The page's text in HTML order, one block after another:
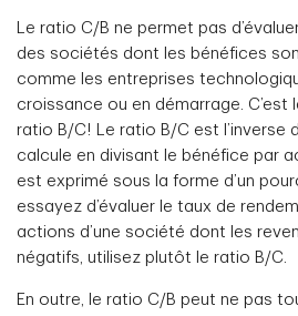
Le ratio C/B ne permet pas
des sociétés dont les bénéfices
comme les entreprises
croissance ou en démarrage. C’est
ratio B/C! Le ratio B/C est l’inverse
calcule en divisant le bénéfice par
est exprimé sous la forme d’un
essayez d’évaluer le taux de
actions d’une société dont les
négatifs, utilisez plutôt le ratio B/C.
En outre, le ratio C/B peut ne pas